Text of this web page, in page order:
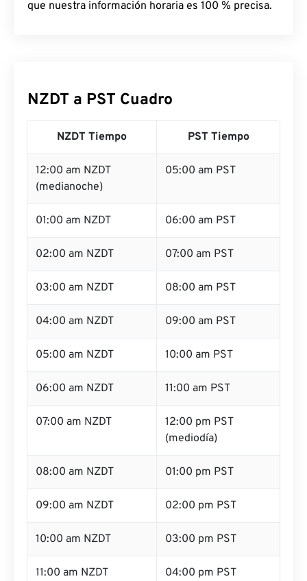
que nuestra información horaria es 100 % precisa.
NZDT a PST Cuadro
NZDT Tiempo PST Tiempo
12:00 am NZDT
(medianoche)
05:00 am PST
01:00 am NZDT 06:00 am PST
02:00 am NZDT 07:00 am PST
03:00 am NZDT 08:00 am PST
04:00 am NZDT 09:00 am PST
05:00 am NZDT 10:00 am PST
06:00 am NZDT 11:00 am PST
07:00 am NZDT
12:00 pm PST
(mediodía)
08:00 am NZDT 01:00 pm PST
09:00 am NZDT 02:00 pm PST
10:00 am NZDT 03:00 pm PST
11:00 am NZDT 04:00 pm PST